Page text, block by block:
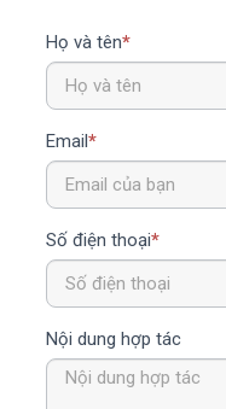
Họ và tên*
Email*
Số điện thoại*
Nội dung hợp tác